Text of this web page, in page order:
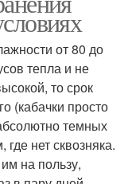
от 80 до
тепла и не
то срок
(кабачки просто
темных
нет сквозняка.
на пользу,